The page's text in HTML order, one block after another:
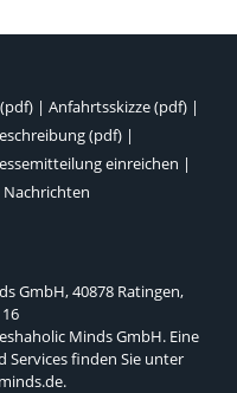
| Anfahrtsskizze (pdf) |
(pdf) |
einreichen |
Nachrichten
GmbH, 40878 Ratingen,
Minds GmbH. Eine
Services finden Sie unter
.